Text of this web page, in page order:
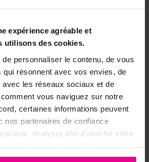
expérience agréable et
utilisons des cookies.
personnaliser le contenu, de vous
qui résonnent avec vos envies, de
avec les réseaux sociaux et de
vous naviguez sur notre
certaines informations peuvent
nos partenaires de confiance
analyse) afin d’enrichir votre
Ancrage · Libération ·
Hématite et oxydes de
fer (teintes brun-roux)
Perles 6mm · Élastique ·
Taille unique
Bracelets de
protection et
d'ancrage à